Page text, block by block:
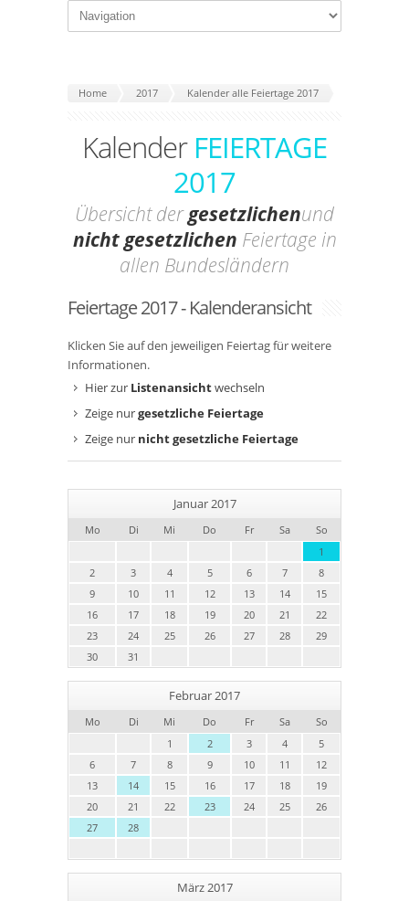
Home 2017 Kalender alle Feiertage 2017
Kalender FEIERTAGE
2017
Übersicht dergesetzlichenund
nicht gesetzlichen Feiertage in
allen Bundesländern
Feiertage 2017 - Kalenderansicht
Klicken Sie auf den jeweiligen Feiertag für weitere
Informationen.
Hier zur Listenansichtwechseln
Zeige nurgesetzliche Feiertage
Zeige nur nicht gesetzliche Feiertage
Januar 2017
Mo Di Mi Do Fr Sa
So
1
2
3 4 5 6 7
8
9
10 11 12 13 14
15
16
17 18 19 20 21
22
23
24 25 26 27 28
29
30
31
Februar 2017
Mo Di Mi Do Fr Sa
So
1
2 3 4
5
6
7 8 9 10 11
12
13
14 15 16 17 18
19
20
21 22 23 24 25
26
27
28
März 2017